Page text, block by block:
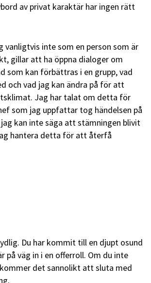
av privat karaktär har ingen rätt
vanligtvis inte som en person som är
gillar att ha öppna dialoger om
som kan förbättras i en grupp, vad
och vad jag kan ändra på för att
Jag har talat om detta för
som jag uppfattar tog händelsen på
kan inte säga att stämningen blivit
hantera detta för att återfå
Du har kommit till en djupt osund
på väg in i en offerroll. Om du inte
det sannolikt att sluta med